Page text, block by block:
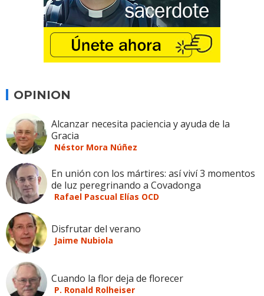
OPINION
Alcanzar necesita paciencia y ayuda de la
Gracia
Néstor Mora Núñez
En unión con los mártires: así viví 3 momentos
de luz peregrinando a Covadonga
Rafael Pascual Elías OCD
Disfrutar del verano
Jaime Nubiola
Cuando la flor deja de florecer
P. Ronald Rolheiser